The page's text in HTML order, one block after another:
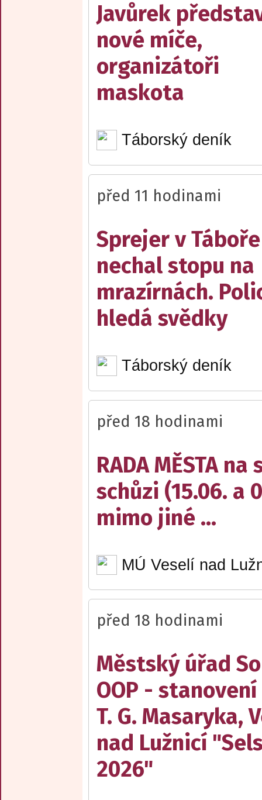
Javůrek
nové míče,
organizátoři
maskota
Táborský deník
před 11 hodinami
Sprejer v Táboře
nechal stopu na
mrazírnách.
hledá svědky
Táborský deník
před 18 hodinami
RADA MĚSTA na
schůzi (15.06. a
mimo jiné ...
MÚ Veselí nad
před 18 hodinami
Městský úřad
OOP -
T. G. Masaryka,
nad Lužnicí
2026"